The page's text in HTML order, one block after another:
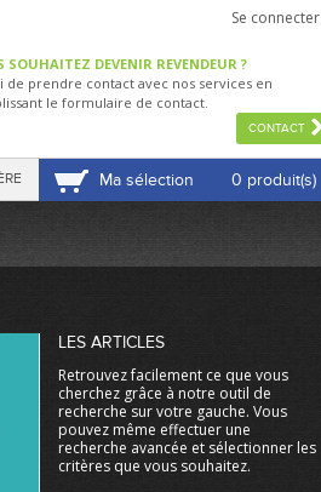
Se connecter
SOUHAITEZ DEVENIR REVENDEUR ?
de prendre contact avec nos services en
le formulaire de contact.
CONTACT
Ma sélection 0 produit(s)
LES ARTICLES
Retrouvez facilement ce que vous
cherchez grâce à notre outil de
recherche sur votre gauche. Vous
pouvez même effectuer une
recherche avancée et sélectionner les
critères que vous souhaitez.